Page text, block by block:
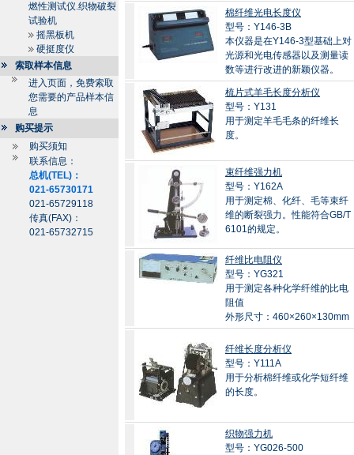
燃性测试仪.织物破裂
试验机
摇黑板机
硬挺度仪
索取样本信息
进入页面，免费索取
您需要的产品样本信
息
购买提示
购买须知
联系信息：
总机(TEL)：
021-65730171
021-65729118
传真(FAX)：
021-65732715
棉纤维光电长度仪
型号：Y146-3B
本仪器是在Y146-3型基础上对
光源和光电传感器以及测量读
数等进行改进的新颖仪器。
梳片式羊毛长度分析仪
型号：Y131
用于测定羊毛毛条的纤维长
度。
束纤维强力机
型号：Y162A
用于测定棉、化纤、毛等束纤
维的断裂强力。性能符合GB/T
6101的规定。
纤维比电阻仪
型号：YG321
用于测定各种化学纤维的比电
阻值
外形尺寸：460×260×130mm
纤维长度分析仪
型号：Y111A
用于分析棉纤维或化学短纤维
的长度。
织物强力机
型号：YG026-500